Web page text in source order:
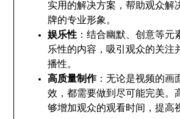
实用的解决方案，帮助观众解
牌的专业形象。
娱乐性 ：结合幽默、创意等元
乐性的内容，吸引观众的关注
播性。
高质量制作：无论是视频的画
效，都需要做到尽可能完美。
够增加观众的观看时间，提高